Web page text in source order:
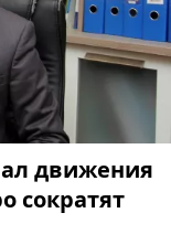
движения
сократят